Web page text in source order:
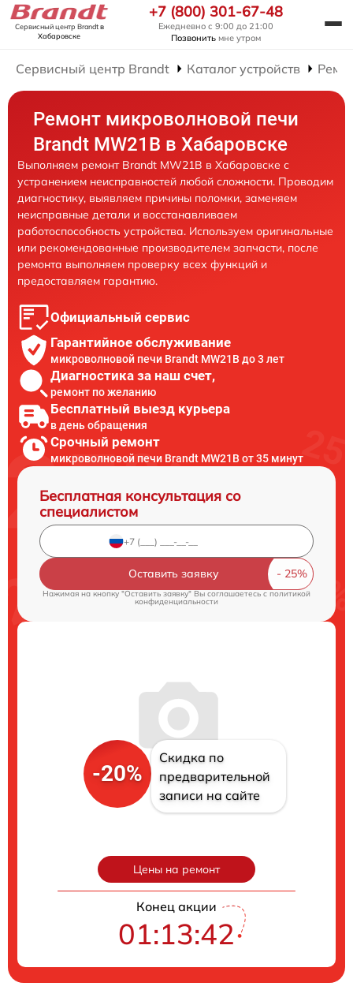
Сервисный центр Brandtв
Хабаровске
+7 (800) 301-67-48
Ежедневно с 9:00 до 21:00
Позвонить мне утром
Сервисный центр Brandt Каталог устройств
Ремонт микроволновой печи
Brandt MW21B в Хабаровске
Выполняем ремонт Brandt MW21B в Хабаровске с
устранением неисправностей любой сложности. Проводим
диагностику, выявляем причины поломки, заменяем
неисправные детали и восстанавливаем
работоспособность устройства. Используем оригинальные
или рекомендованные производителем запчасти, после
ремонта выполняем проверку всех функций и
предоставляем гарантию.
Официальный сервис
Гарантийное обслуживание
микроволновой печи Brandt MW21B до 3 лет
Диагностика за наш счет,
ремонт по желанию
Бесплатный выезд курьера
в день обращения
Срочный ремонт
микроволновой печи Brandt MW21B от 35 минут
Бесплатная консультация со
специалистом
Оставить заявку
Нажимая на кнопку "Оставить заявку" Вы соглашаетесь cполитикой
конфиденциальности
-20%
Скидка по
предварительной
записи на сайте
Цены на ремонт
Конец акции
01:13:41